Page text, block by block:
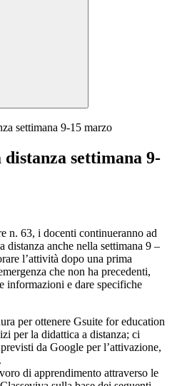
settimana 9-15 marzo
settimana 9-
n. 63, i docenti continueranno ad
distanza anche nella settimana 9 –
l’attività dopo una prima
che non ha precedenti,
informazioni e dare specifiche
per ottenere Gsuite for education
per la didattica a distanza; ci
da Google per l’attivazione,
di apprendimento attraverso le